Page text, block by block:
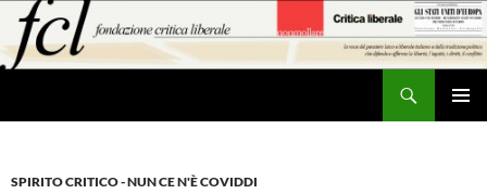
contenuto
SPIRITO CRITICO - NUN CE N'È COVIDDI